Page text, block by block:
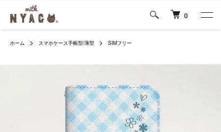
0
ホーム スマホケース手帳型/薄型 SIMフリー